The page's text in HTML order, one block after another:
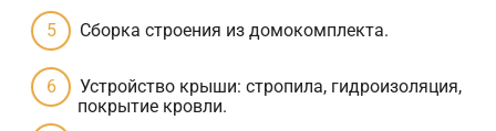
Сборка строения из домокомплекта.
Устройство крыши: стропила, гидроизоляция,
покрытие кровли.